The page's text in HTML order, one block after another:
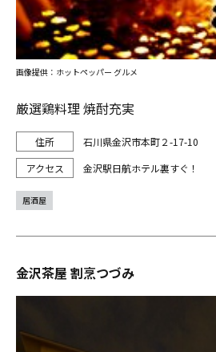
厳選鶏料理 焼酎充実
石川県金沢市本町２-17-10
金沢駅日航ホテル裏すぐ！
画像提供：ホットペッパー グルメ
居酒屋
金沢茶屋 割烹つづみ